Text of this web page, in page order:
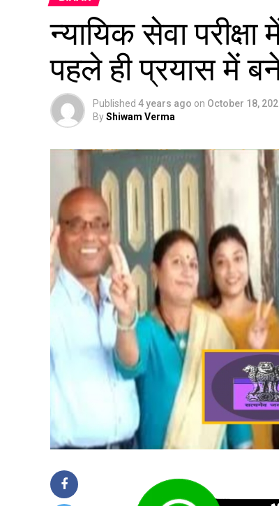
न्यायिक सेवा
पहले ही प्रयास में
Published 4 years ago on October 18,
ByShiwam Verma